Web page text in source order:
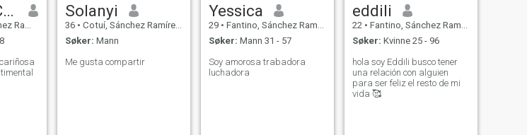
Maria del Camen
Rep.
Solanyi
36 • Cotuí, Sánchez Ramírez, Den Dominikanske Rep.
Søker: Mann
Me gusta compartir
Yessica
29 • Fantino, Sánchez Ramírez, Den Dominikanske Rep.
Søker: Mann 31 - 57
Soy amorosa trabadora
luchadora
eddili
22 • Fantino, Sánchez Ramírez, Den Dominikanske Rep.
Søker: Kvinne 25 - 96
hola soy Eddili busco tener
una relación con alguien
para ser feliz el resto de mi
vida 🥰